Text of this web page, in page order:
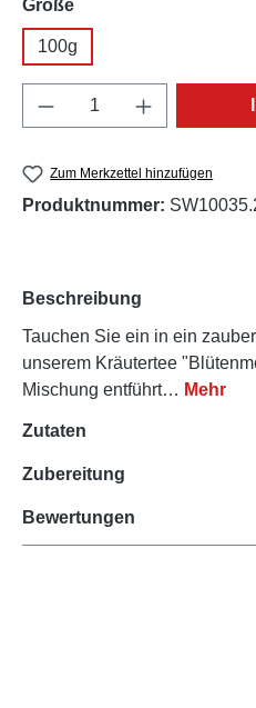
Größeauswählen
100g
Produkt Anzahl: Gib
Zum Merkzettel hinzufügen
Produktnummer:
Beschreibung
Tauchen Sie ein in ein
unserem Kräutertee
Mischung entführt… Mehr
Zutaten
Zubereitung
Bewertungen